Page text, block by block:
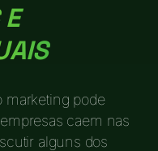
pode
caem nas
alguns dos